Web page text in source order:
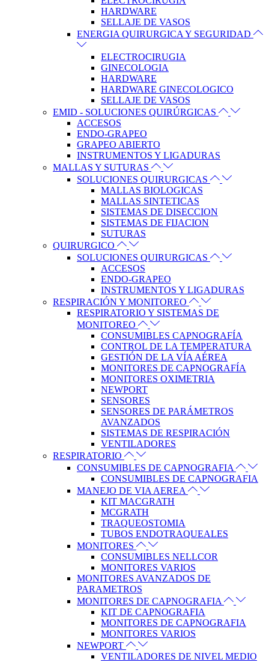
HARDWARE
SELLAJE DE VASOS
ENERGIA QUIRURGICA Y SEGURIDAD
ELECTROCIRUGIA
GINECOLOGIA
HARDWARE
HARDWARE GINECOLOGICO
SELLAJE DE VASOS
EMID - SOLUCIONES QUIRÚRGICAS
ACCESOS
ENDO-GRAPEO
GRAPEO ABIERTO
INSTRUMENTOS Y LIGADURAS
MALLAS Y SUTURAS
SOLUCIONES QUIRURGICAS
MALLAS BIOLOGICAS
MALLAS SINTETICAS
SISTEMAS DE DISECCION
SISTEMAS DE FIJACION
SUTURAS
QUIRURGICO
SOLUCIONES QUIRURGICAS
ACCESOS
ENDO-GRAPEO
INSTRUMENTOS Y LIGADURAS
RESPIRACIÓN Y MONITOREO
RESPIRATORIO Y SISTEMAS DE
MONITOREO
CONSUMIBLES CAPNOGRAFÍA
CONTROL DE LA TEMPERATURA
GESTIÓN DE LA VÍA AÉREA
MONITORES DE CAPNOGRAFÍA
MONITORES OXIMETRIA
NEWPORT
SENSORES
SENSORES DE PARÁMETROS
AVANZADOS
SISTEMAS DE RESPIRACIÓN
VENTILADORES
RESPIRATORIO
CONSUMIBLES DE CAPNOGRAFIA
CONSUMIBLES DE CAPNOGRAFIA
MANEJO DE VIA AEREA
KIT MACGRATH
MCGRATH
TRAQUEOSTOMIA
TUBOS ENDOTRAQUEALES
MONITORES
CONSUMIBLES NELLCOR
MONITORES VARIOS
MONITORES AVANZADOS DE
PARAMETROS
MONITORES DE CAPNOGRAFIA
KIT DE CAPNOGRAFIA
MONITORES DE CAPNOGRAFIA
MONITORES VARIOS
NEWPORT
VENTILADORES DE NIVEL MEDIO